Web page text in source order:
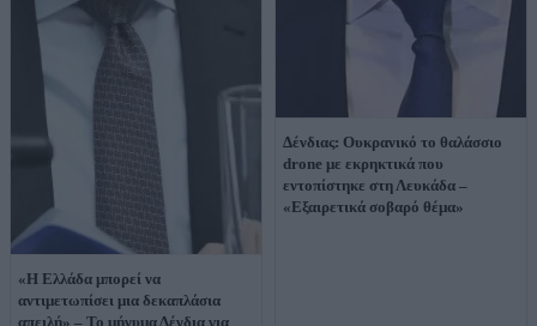
«Η Ελλάδα μπορεί να
αντιμετωπίσει μια δεκαπλάσια
απειλή» – Το μήνυμα Δένδια για
Δένδιας: Ουκρανικό το θαλάσσιο
drone με εκρηκτικά που
εντοπίστηκε στη Λευκάδα –
«Εξαιρετικά σοβαρό θέμα»